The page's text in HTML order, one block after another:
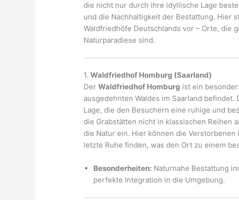
die nicht nur durch ihre idyllische Lage
und die Nachhaltigkeit der Bestattung. Hier
Waldfriedhöfe Deutschlands vor – Orte, die
Naturparadiese sind.
1.Waldfriedhof Homburg (Saarland)
DerWaldfriedhof Homburg ist ein
ausgedehnten Waldes im Saarland
Lage, die den Besuchern eine ruhige und
die Grabstätten nicht in klassischen Reihen
die Natur ein. Hier können die
letzte Ruhe finden, was den Ort zu einem
Besonderheiten: Naturnahe Bestattung
perfekte Integration in die Umgebung.